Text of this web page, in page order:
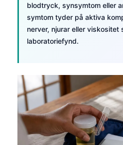
blodtryck, synsymtom eller
symtom tyder på aktiva
nerver, njurar eller viskositet
laboratoriefynd.